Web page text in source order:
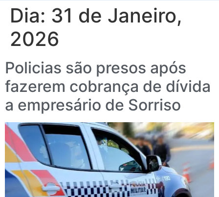
Dia: 31 de Janeiro,
2026
Policias são presos após
fazerem cobrança de dívida
a empresário de Sorriso